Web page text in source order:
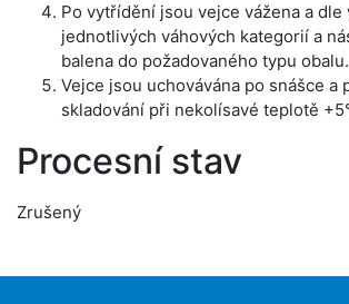
Po vytřídění jsou vejce vážena a dle
jednotlivých váhových kategorií a
balena do požadovaného typu obalu.
Vejce jsou uchovávána po snášce a
skladování při nekolísavé teplotě
Procesní stav
Zrušený